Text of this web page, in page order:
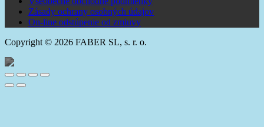
Zásady ochrany osobných údajov
On-line odstúpenie od zmluvy
Copyright © 2026 FABER SL, s. r. o.